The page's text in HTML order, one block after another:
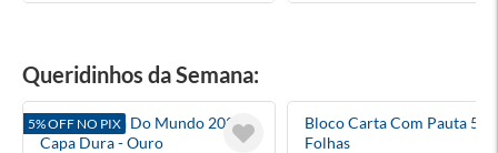
Queridinhos da Semana:
5% OFF NO PIX
Álbum Copa Do Mundo 2026 -
Capa Dura - Ouro
Bloco Carta Com Pauta 50
Folhas